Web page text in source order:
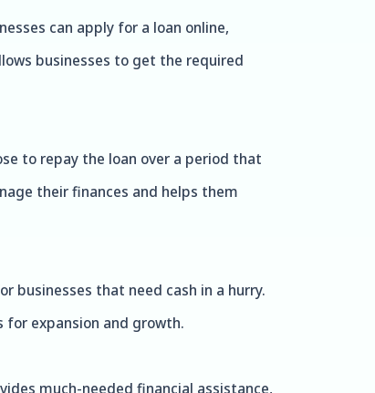
can apply for a loan online,
businesses to get the required
to repay the loan over a period that
their finances and helps them
businesses that need cash in a hurry.
for expansion and growth.
much-needed financial assistance,